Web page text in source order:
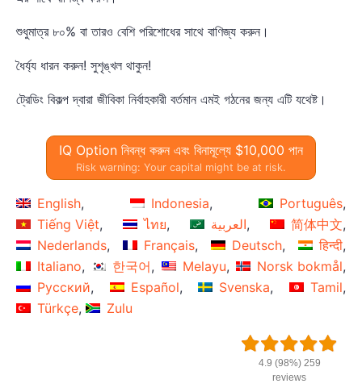
শুধুমাত্র ৮০% বা তারও বেশি পরিশোধের সাথে বাণিজ্য করুন।
ধৈর্য্য ধারন করুন! সুশৃঙ্খল থাকুন!
ট্রেডিং বিকল্প দ্বারা জীবিকা নির্বাহকারী বর্তমান এমই গঠনের জন্য এটি যথেষ্ট।
IQ Option নিবন্ধ করুন এবং বিনামূল্যে $10,000 পান
Risk warning: Your capital might be at risk.
English Indonesia
Português
Tiếng Việt
ไทย العربية
简体中文
Nederlands
Français Deutsch
हिन्दी
Italiano
한국어 Melayu
Norsk bokmål
Русский
Español Svenska
Tamil
Türkçe
Zulu
4.9 (98%) 259
reviews